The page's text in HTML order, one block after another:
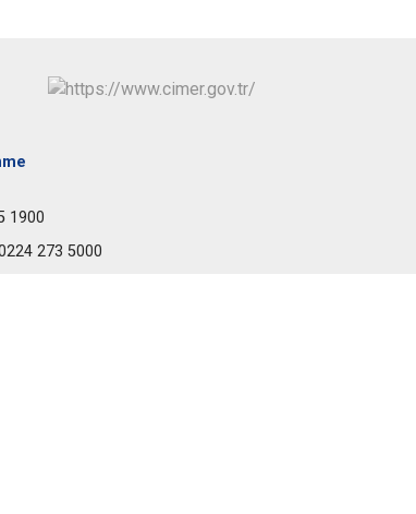
1900
273 5000